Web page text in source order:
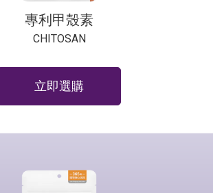
專利甲殼素
CHITOSAN
立即選購